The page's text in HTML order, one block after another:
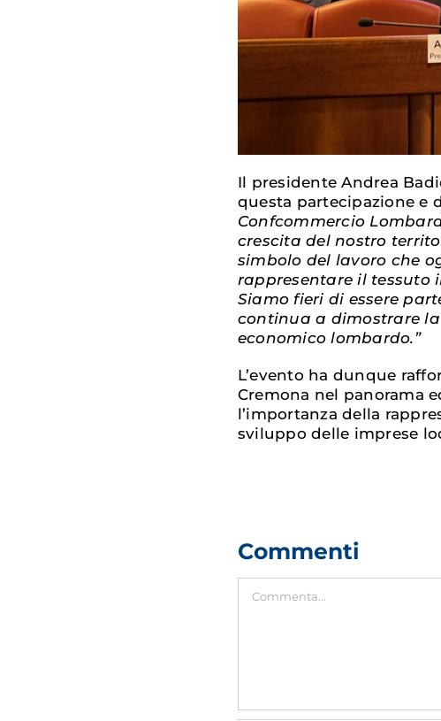
Il presidente Andrea
questa partecipazione e
Confcommercio
crescita del nostro
simbolo del lavoro che
rappresentare il tessuto
Siamo fieri di essere
continua a dimostrare
economico lombardo.”
L’evento ha dunque
Cremona nel panorama
l’importanza della
sviluppo delle imprese
Commenti